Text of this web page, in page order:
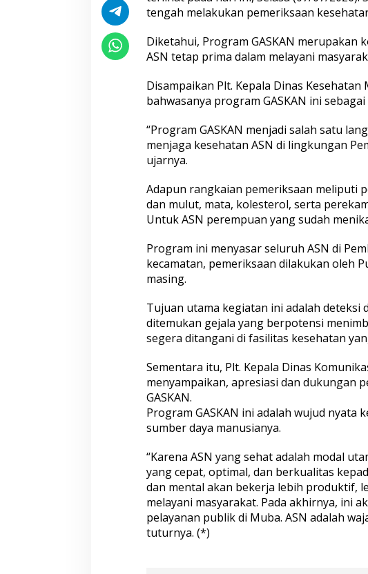
k
M
u
a
W
u
d
k
n
A
S
N
e
h
a
t
a
n
P
r
d
u
k
t
i
tengah melakukan pemeriksaan
Diketahui, Program GASKAN merupakan
ASN tetap prima dalam melayani
Disampaikan Plt. Kepala Dinas Kesehatan
bahwasanya program GASKAN ini
“Program GASKAN menjadi salah satu
menjaga kesehatan ASN di lingkungan
ujarnya.
Adapun rangkaian pemeriksaan meliputi
dan mulut, mata, kolesterol, serta
Untuk ASN perempuan yang sudah
Program ini menyasar seluruh ASN di
kecamatan, pemeriksaan dilakukan oleh
masing.
Tujuan utama kegiatan ini adalah deteksi
ditemukan gejala yang berpotensi
segera ditangani di fasilitas kesehatan
Sementara itu, Plt. Kepala Dinas
menyampaikan, apresiasi dan dukungan
GASKAN.
Program GASKAN ini adalah wujud nyata
sumber daya manusianya.
“Karena ASN yang sehat adalah modal
yang cepat, optimal, dan berkualitas
dan mental akan bekerja lebih produktif,
melayani masyarakat. Pada akhirnya, ini
pelayanan publik di Muba. ASN adalah
tuturnya. (*)